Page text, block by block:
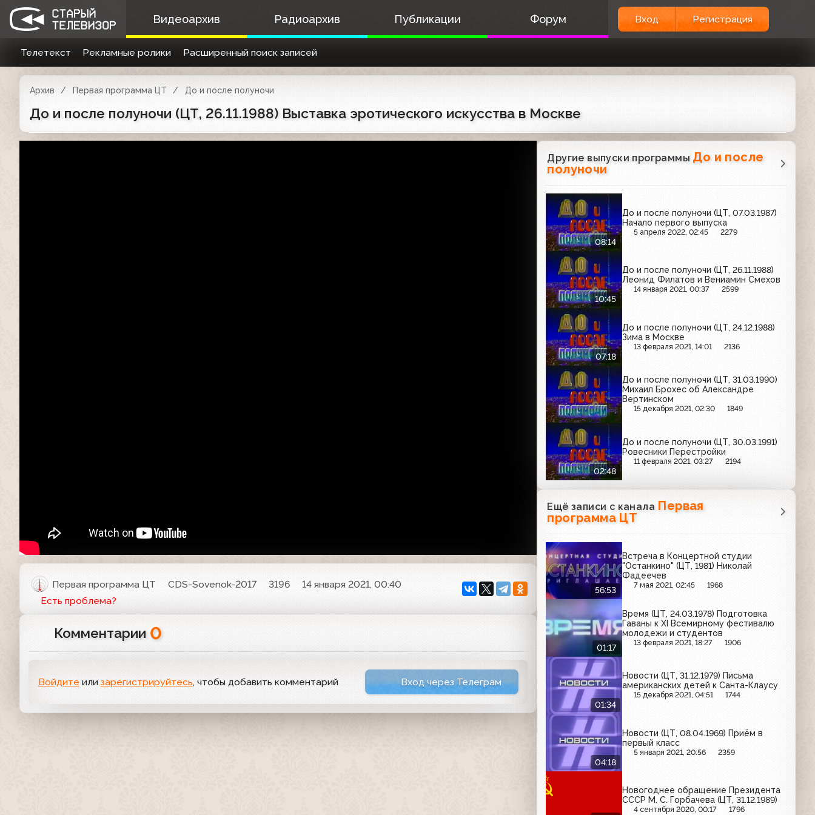
Видеоархив Радиоархив Публикации Форум Вход Регистрация
Телетекст Рекламные ролики Расширенный поиск записей
Архив Первая программа ЦТ До и после полуночи
До и после полуночи (ЦТ, 26.11.1988) Выставка эротического искусства в Москве
Первая программа ЦТ CDS-Sovenok-2017 3196
14 января 2021, 00:40
Есть проблема?
Комментарии 0
Войдите или зарегистрируйтесь, чтобы добавить комментарий Вход через Телеграм
Другие выпуски программы До и после
полуночи
08:14
До и после полуночи (ЦТ, 07.03.1987)
Начало первого выпуска
5 апреля 2022, 02:45 2279
10:45
До и после полуночи (ЦТ, 26.11.1988)
Леонид Филатов и Вениамин Смехов
14 января 2021, 00:37 2599
07:18
До и после полуночи (ЦТ, 24.12.1988)
Зима в Москве
13 февраля 2021, 14:01 2136
До и после полуночи (ЦТ, 31.03.1990)
Михаил Брохес об Александре
Вертинском
15 декабря 2021, 02:30 1849
02:48
До и после полуночи (ЦТ, 30.03.1991)
Ровесники Перестройки
11 февраля 2021, 03:27 2194
Ещё записи с канала Первая
программа ЦТ
56:53
Встреча в Концертной студии
"Останкино" (ЦТ, 1981) Николай
Фадеечев
7 мая 2021, 02:45 1968
01:17
Время (ЦТ, 24.03.1978) Подготовка
Гаваны к XI Всемирному фестивалю
молодежи и студентов
13 февраля 2021, 18:27 1906
01:34
Новости (ЦТ, 31.12.1979) Письма
американских детей к Санта-Клаусу
15 декабря 2021, 04:51 1744
04:18
Новости (ЦТ, 08.04.1969) Приём в
первый класс
5 января 2021, 20:56 2359
Новогоднее обращение Президента
СССР М. С. Горбачева (ЦТ, 31.12.1989)
4 сентября 2020, 00:17 1796